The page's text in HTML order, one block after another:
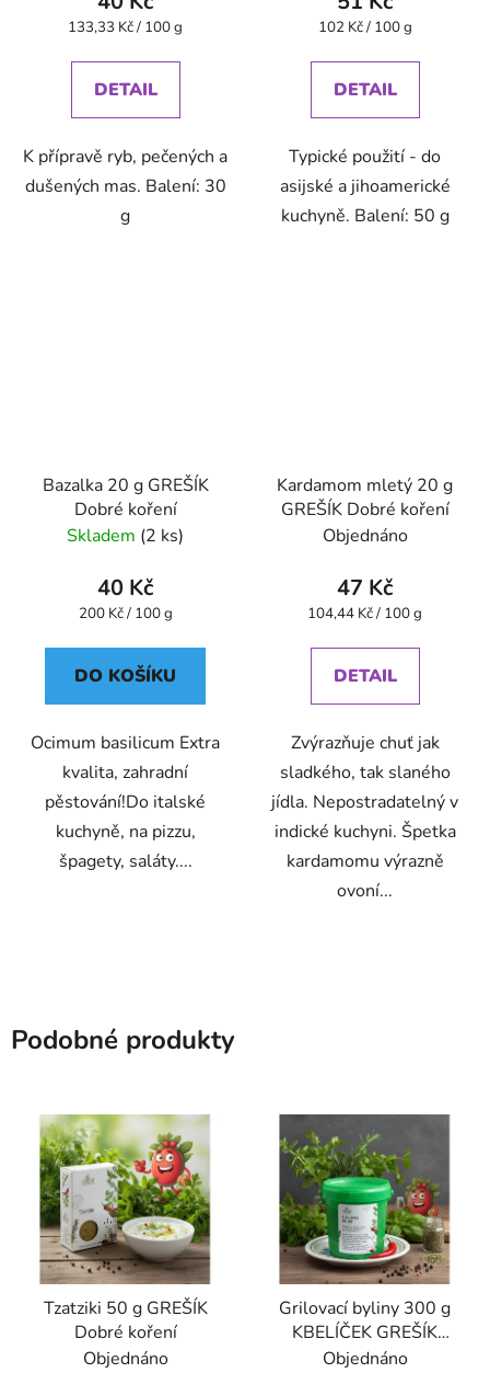
Měrná
133,33 Kč / 100 g
DETAIL
K přípravě ryb, pečených a
dušených mas. Balení: 30
g
Měrná
102 Kč / 100 g
DETAIL
Typické použití - do
asijské a jihoamerické
kuchyně. Balení: 50 g
Bazalka 20 g GREŠÍK
Dobré koření
Skladem (2 ks)
40 Kč
Měrná
200 Kč / 100 g
DO KOŠÍKU
Ocimum basilicum Extra
kvalita, zahradní
pěstování!Do italské
kuchyně, na pizzu,
špagety, saláty....
Kardamom mletý 20 g
GREŠÍK Dobré koření
Objednáno
47 Kč
Měrná
104,44 Kč / 100 g
DETAIL
Zvýrazňuje chuť jak
sladkého, tak slaného
jídla. Nepostradatelný v
indické kuchyni. Špetka
kardamomu výrazně
ovoní...
Podobné produkty
Tzatziki 50 g GREŠÍK
Dobré koření
Objednáno
Grilovací byliny 300 g
KBELÍČEK GREŠÍK
Dobré koření
Objednáno